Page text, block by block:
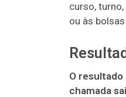
curso,
ou às
O resultado
chamada